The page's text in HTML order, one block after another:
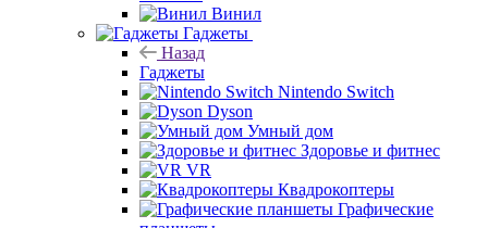
Винил
Гаджеты
Назад
Гаджеты
Nintendo Switch
Dyson
Умный дом
Здоровье и фитнес
VR
Квадрокоптеры
Графические